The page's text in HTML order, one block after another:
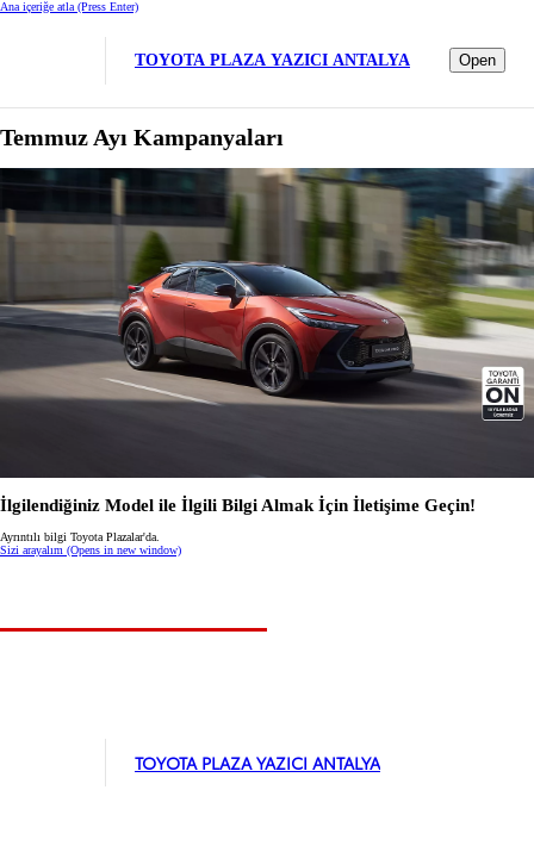
Ana içeriğe atla (Press Enter)
TOYOTA PLAZA YAZICI ANTALYA Open
Temmuz Ayı Kampanyaları
İlgilendiğiniz Model ile İlgili Bilgi Almak İçin İletişime Geçin!
Ayrıntılı bilgi Toyota Plazalar'da.
Sizi arayalım (Opens in new window)
TOYOTA PLAZA YAZICI ANTALYA